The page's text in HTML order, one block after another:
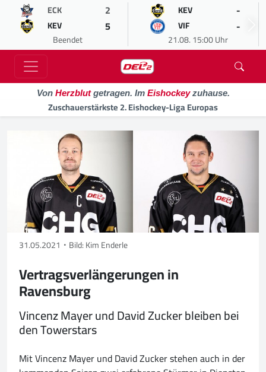
ECK 2
KEV 5
Beendet
KEV -
VIF -
21.08. 15:00 Uhr
Von Herzblutgetragen. Im Eishockeyzuhause.
Zuschauerstärkste 2. Eishockey-Liga Europas
31.05.2021 Bild: Kim Enderle
Vertragsverlängerungen in
Ravensburg
Vincenz Mayer und David Zucker bleiben bei
den Towerstars
Mit Vincenz Mayer und David Zucker stehen auch in der